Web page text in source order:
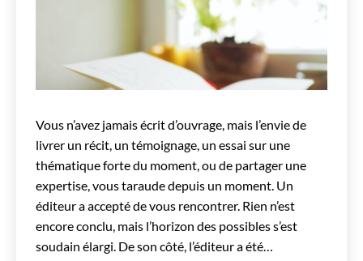
Vous n’avez jamais écrit d’ouvrage, mais l’envie de
livrer un récit, un témoignage, un essai sur une
thématique forte du moment, ou de partager une
expertise, vous taraude depuis un moment. Un
éditeur a accepté de vous rencontrer. Rien n’est
encore conclu, mais l’horizon des possibles s’est
soudain élargi. De son côté, l’éditeur a été…